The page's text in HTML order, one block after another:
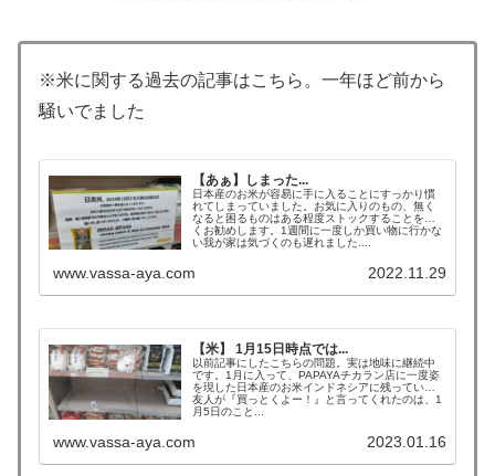
※米に関する過去の記事はこちら。一年ほど前から
騒いでました
【あぁ】しまった...
日本産のお米が容易に手に入ることにすっかり慣
れてしまっていました。お気に入りのもの、無く
なると困るものはある程度ストックすることを強
くお勧めします。1週間に一度しか買い物に行かな
い我が家は気づくのも遅れました....
www.vassa-aya.com 2022.11.29
【米】 1月15日時点では...
以前記事にしたこちらの問題。実は地味に継続中
です。1月に入って、PAPAYAチカラン店に一度姿
を現した日本産のお米インドネシアに残っていた
友人が『買っとくよー！』と言ってくれたのは、1
月5日のこと...
www.vassa-aya.com 2023.01.16